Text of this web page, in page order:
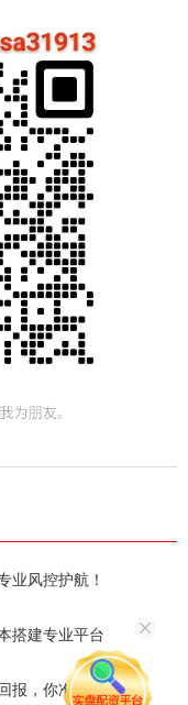
业风控护航！
搭建专业平台
报，你准备好了吗？